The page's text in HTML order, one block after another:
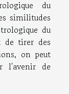
du
similitudes
du
de tirer des
on peut
l'avenir de